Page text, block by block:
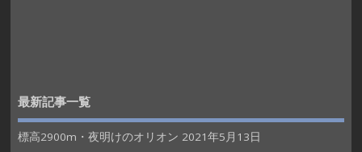
最新記事一覧
標高2900m・夜明けのオリオン 2021年5月13日